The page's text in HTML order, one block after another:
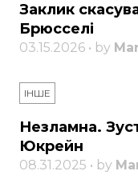
Заклик
Брюсселі
03.15.2026 • by
ІНШЕ
Незламна.
Юкрейн
08.31.2025 • by